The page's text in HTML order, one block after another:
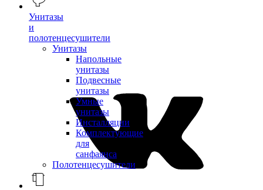
Унитазы
и
полотенцесушители
Унитазы
Напольные
унитазы
Подвесные
унитазы
Умные
унитазы
Инсталляции
Комплектующие
для
санфаянса
Полотенцесушители